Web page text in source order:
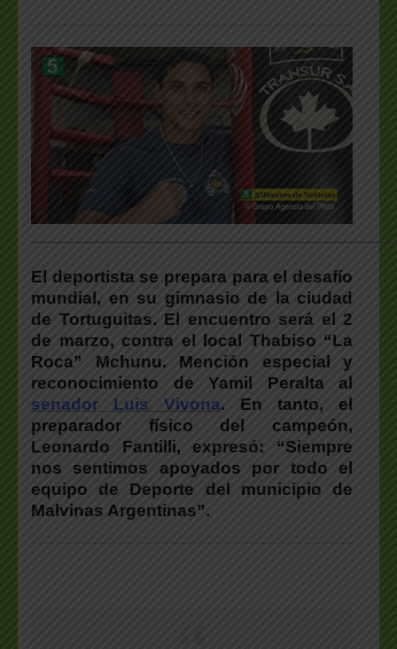
El deportista se prepara para el desafío
mundial, en su gimnasio de la ciudad
de Tortuguitas. El encuentro será el 2
de marzo, contra el local Thabiso “La
Roca” Mchunu. Mención especial y
reconocimiento de Yamil Peralta al
senador Luis Vivona. En tanto, el
preparador físico del campeón,
Leonardo Fantilli, expresó: “Siempre
nos sentimos apoyados por todo el
equipo de Deporte del municipio de
Malvinas Argentinas”.